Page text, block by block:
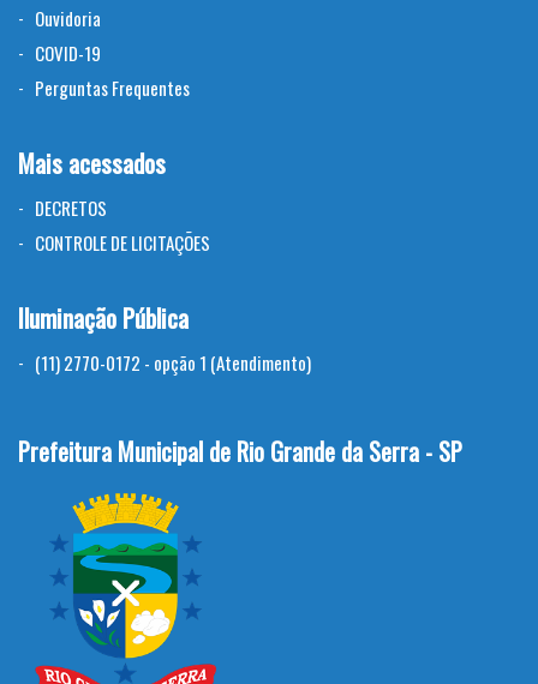
Ouvidoria
COVID-19
Perguntas Frequentes
Mais acessados
DECRETOS
CONTROLE DE LICITAÇÕES
Iluminação Pública
(11) 2770-0172 - opção 1 (Atendimento)
Prefeitura Municipal de Rio Grande da Serra - SP